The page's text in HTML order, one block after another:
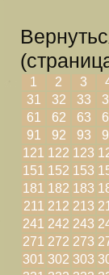
1 2 3
31
32 33
61
62 63
91
92 93
121 122 123
151 152 153
181 182 183
211 212 213
241 242 243
271 272 273
301 302 303